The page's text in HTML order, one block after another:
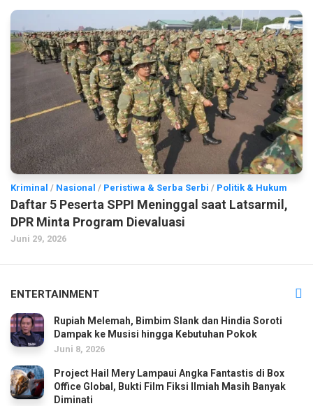
Kriminal / Nasional / Peristiwa & Serba Serbi / Politik & Hukum
Daftar 5 Peserta SPPI Meninggal saat Latsarmil,
DPR Minta Program Dievaluasi
Juni 29, 2026
ENTERTAINMENT
Rupiah Melemah, Bimbim Slank dan Hindia Soroti
Dampak ke Musisi hingga Kebutuhan Pokok
Juni 8, 2026
Project Hail Mery Lampaui Angka Fantastis di Box
Office Global, Bukti Film Fiksi Ilmiah Masih Banyak
Diminati